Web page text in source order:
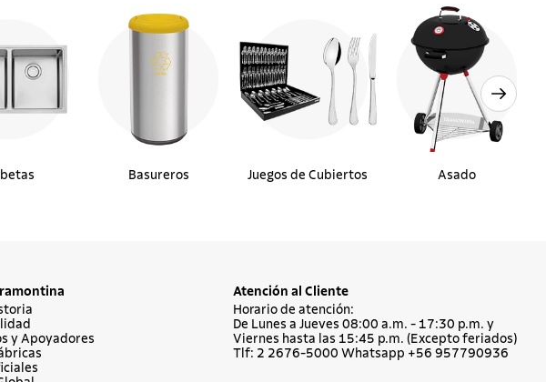
Basureros Juegos de Cubiertos Asado
y Apoyadores
Atención al Cliente
Horario de atención:
De Lunes a Jueves 08:00 a.m. - 17:30 p.m. y
Viernes hasta las 15:45 p.m. (Excepto feriados)
Tlf: 2 2676-5000 Whatsapp +56 957790936